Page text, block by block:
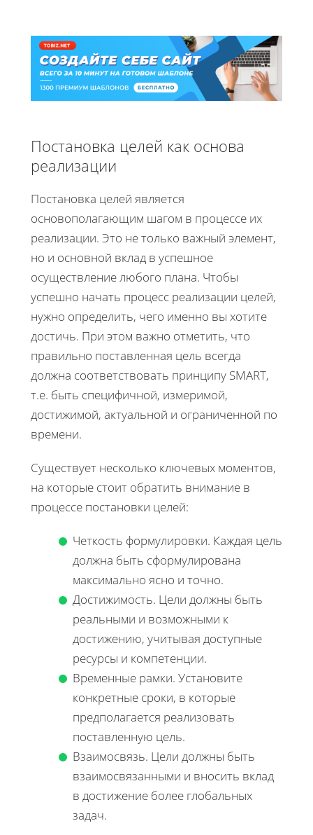
Постановка целей как основа
реализации
Постановка целей является
основополагающим шагом в процессе их
реализации. Это не только важный элемент,
но и основной вклад в успешное
осуществление любого плана. Чтобы
успешно начать процесс реализации целей,
нужно определить, чего именно вы хотите
достичь. При этом важно отметить, что
правильно поставленная цель всегда
должна соответствовать принципу SMART,
т.е. быть специфичной, измеримой,
достижимой, актуальной и ограниченной по
времени.
Существует несколько ключевых моментов,
на которые стоит обратить внимание в
процессе постановки целей:
Четкость формулировки. Каждая цель
должна быть сформулирована
максимально ясно и точно.
Достижимость. Цели должны быть
реальными и возможными к
достижению, учитывая доступные
ресурсы и компетенции.
Временные рамки. Установите
конкретные сроки, в которые
предполагается реализовать
поставленную цель.
Взаимосвязь. Цели должны быть
взаимосвязанными и вносить вклад
в достижение более глобальных
задач.